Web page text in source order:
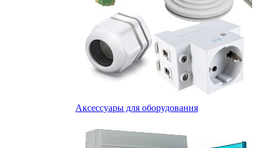
Аксессуары для оборудования